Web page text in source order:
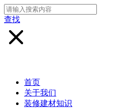
查找
首页
关于我们
装修建材知识